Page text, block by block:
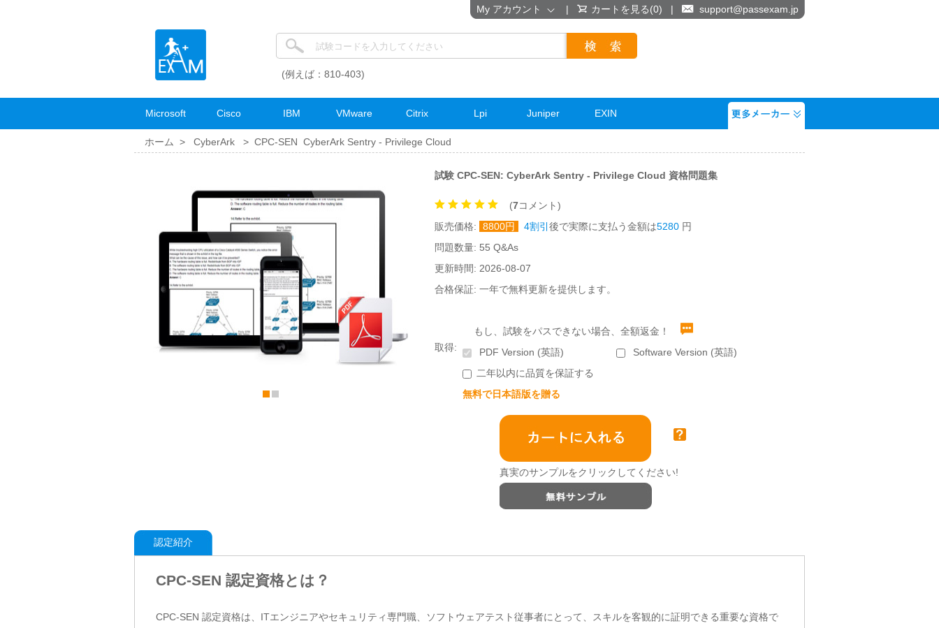
(例えば：810-403)
Microsoft Cisco IBM VMware Citrix Lpi Juniper EXIN
ホーム > CyberArk > CPC-SEN CyberArk Sentry - Privilege Cloud
試験 CPC-SEN: CyberArk Sentry - Privilege Cloud 資格問題集
(7コメント)
販売価格:
8800円 4割引 後で実際に支払う金額は5280 円
問題数量: 55 Q&As
更新時間: 2026-08-07
合格保証: 一年で無料更新を提供します。
もし、試験をパスできない場合、全額返金！
取得:
PDF Version (英語)
Software Version (英語)
二年以内に品質を保証する
無料で日本語版を贈る
真実のサンプルをクリックしてください!
認定紹介
CPC-SEN 認定資格とは？
CPC-SEN 認定資格は、ITエンジニアやセキュリティ専門職、ソフトウェアテスト従事者にとって、スキルを客観的に証明できる重要な資格で
My アカウント | カートを見る(0) | support@passexam.jp